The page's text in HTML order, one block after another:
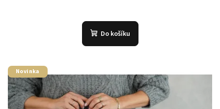
Do košíku
Novinka